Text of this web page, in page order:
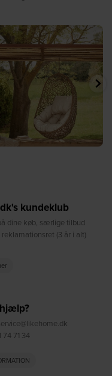
Find dit yndlingssted denne
sommer⁠
...
8 0
kundeklub
dine køb, særlige tilbud
(3 år i alt)
71 34